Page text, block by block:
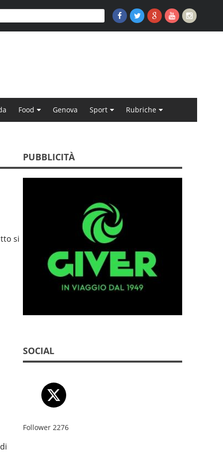
Food Genova Sport Rubriche
si
PUBBLICITÀ
SOCIAL
Follower 2276